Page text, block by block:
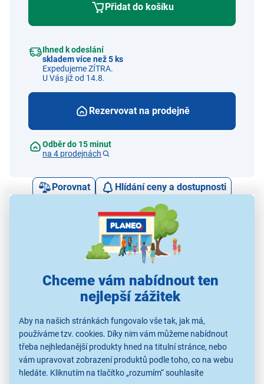
Chceme vám nabídnout ten
nejlepší zážitek
Aby na našich stránkách fungovalo vše tak, jak má,
používáme tzv. cookies. Díky nim vám můžeme nabídnout
třeba nejhledanější produkty hned na titulní stránce, nebo
vám upravovat zobrazení produktů podle toho, co na webu
hledáte. Kliknutím na tlačítko „rozumím“ souhlasíte
Přidat do košíku
Ihned k odeslání
skladem více než 5 ks
Expedujeme ZÍTRA.
U Vás již od 14.8.
Rezervovat na prodejně
Odběr do 15 minut
na 4 prodejnách
Porovnat Hlídání ceny a dostupnosti
Alternativy k tomuto produktu
249 Kč
Vánoční osvětlení
Retlux RXL 474
199 Kč
Vánoční osvětlení
299 Kč
Vánoční osvětlení